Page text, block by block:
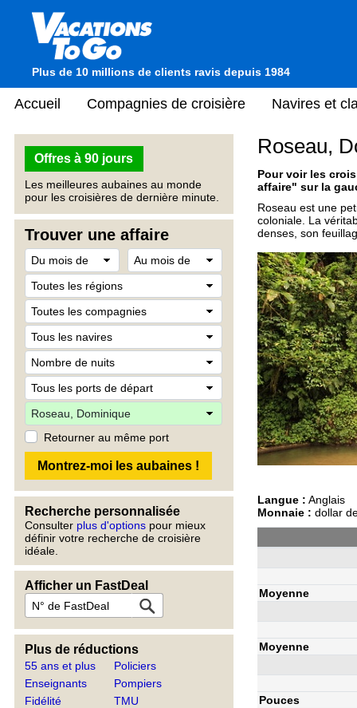
Plus de 10 millions de clients ravis depuis 1984
Accueil Compagnies de croisière Navires et
Offres à 90 jours
Les meilleures aubaines au monde
pour les croisières de dernière minute.
Trouver une affaire
Retourner au même port
Recherche personnalisée
Consulter plus d'options pour mieux
définir votre recherche de croisière
idéale.
Afficher un FastDeal
Plus de réductions
55 ans et plus
Enseignants
Fidélité
Policiers
Pompiers
TMU
Roseau,
Pour voir les
affaire" sur la
Roseau est une
coloniale. La
denses, son
Langue : Anglais
Monnaie : dollar
Moyenne
Moyenne
Pouces